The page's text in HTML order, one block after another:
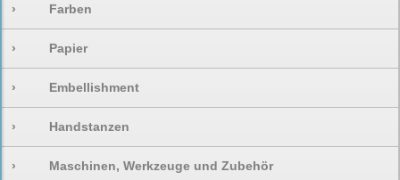
› Farben
› Papier
› Embellishment
› Handstanzen
› Maschinen, Werkzeuge und Zubehör